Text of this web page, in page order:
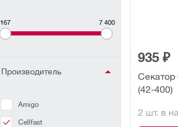
167 7 400
Производитель
Amigo
Cellfast
935 ₽
Секатор
(42-400)
2 шт. в